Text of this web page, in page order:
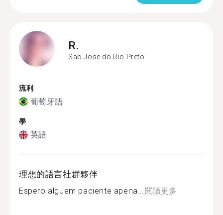
R.
Sao Jose do Rio Preto
流利
葡萄牙語
學
英語
理想的語言社群夥伴
Espero alguem paciente apena...閱讀更多